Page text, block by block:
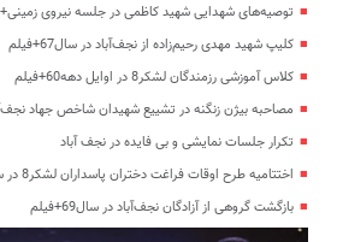
توصیه‌های شهدایی شهید کاظمی در جلسه نیروی
کلیپ شهید مهدی رحیم‌زاده از نجف‌آباد در سال67+فیلم
کلاس آموزشی رزمندگان لشکر8 در اوایل دهه60+فیلم
مصاحبه بیژن زنگنه در تشییع شهیدان شاخص جهاد
تکرار جلسات نمایشی و بی فایده در نجف آباد
اختتامیه طرح اوقات فراغت دختران پاسداران لشکر8 در سال 78+ فیلم
بازگشت گروهی از آزادگان نجف‌آباد در سال69+فیلم